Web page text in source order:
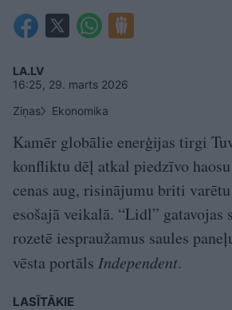
LA.LV
16:25, 29. marts 2026
Ziņas
Ekonomika
Kamēr globālie enerģijas tirgi
konfliktu dēļ atkal piedzīvo
cenas aug, risinājumu briti
esošajā veikalā. “Lidl” gatavojas
rozetē iespraužamus saules
vēsta portāls Independent.
LASĪTĀKIE